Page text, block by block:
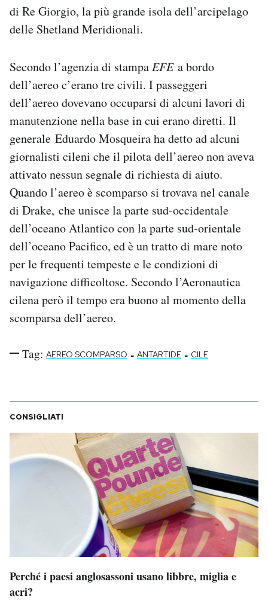
di Re Giorgio, la più grande isola dell’arcipelago
delle Shetland Meridionali.
Secondo l’agenzia di stampa EFEa bordo
dell’aereo c’erano tre civili. I passeggeri
dell’aereo dovevano occuparsi di alcuni lavori di
manutenzione nella base in cui erano diretti. Il
generale Eduardo Mosqueira ha detto ad alcuni
giornalisti cileni che il pilota dell’aereo non aveva
attivato nessun segnale di richiesta di aiuto.
Quando l’aereo è scomparso si trovava nel canale
di Drake, che unisce la parte sud-occidentale
dell’oceano Atlantico con la parte sud-orientale
dell’oceano Pacifico, ed è un tratto di mare noto
per le frequenti tempeste e le condizioni di
navigazione difficoltose. Secondo l’Aeronautica
cilena però il tempo era buono al momento della
scomparsa dell’aereo.
Tag: AEREO SCOMPARSO - ANTARTIDE - CILE
CONSIGLIATI
Perché i paesi anglosassoni usano libbre, miglia e
acri?